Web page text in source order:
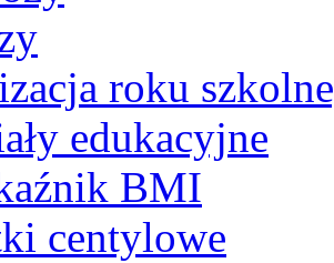
roku
edukacyjne
BMI
centylowe